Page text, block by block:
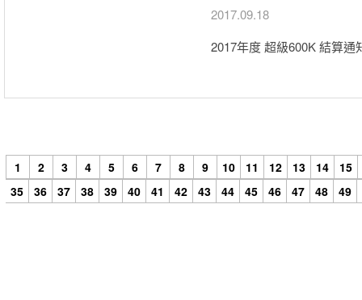
2017.09.18
2017年度 超級600K 結算通
1 2 3 4 5 6 7 8 9 10 11 12 13 14
15
35
36 37 38 39 40 41 42 43 44 45 46 47 48 49